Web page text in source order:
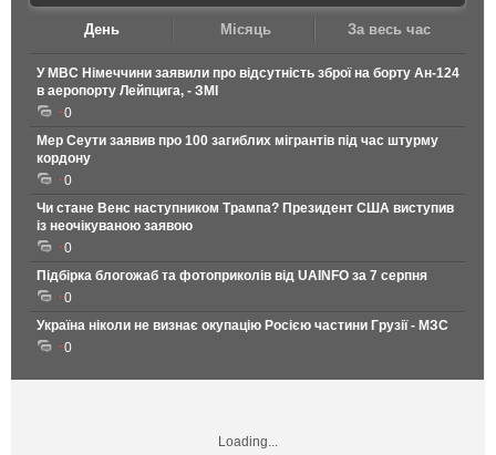
День Місяць За весь час
У МВС Німеччини заявили про відсутність зброї на борту Ан-124
в аеропорту Лейпцига, - ЗМІ
0
Мер Сеути заявив про 100 загиблих мігрантів під час штурму
кордону
0
Чи стане Венс наступником Трампа? Президент США виступив
із неочікуваною заявою
0
Підбірка блогожаб та фотоприколів від UAINFO за 7 серпня
0
Україна ніколи не визнає окупацію Росією частини Грузії - МЗС
0
Loading...